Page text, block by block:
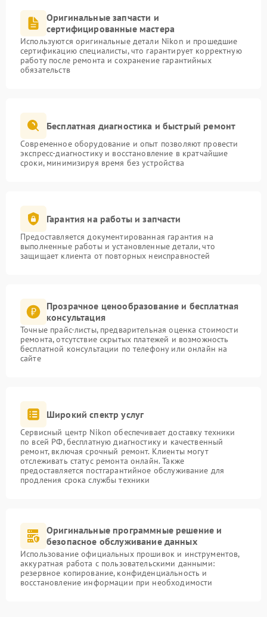
Оригинальные запчасти и
сертифицированные мастера
Используются оригинальные детали Nikon и прошедшие
сертификацию специалисты, что гарантирует корректную
работу после ремонта и сохранение гарантийных
обязательств
Бесплатная диагностика и быстрый ремонт
Современное оборудование и опыт позволяют провести
экспресс-диагностику и восстановление в кратчайшие
сроки, минимизируя время без устройства
Гарантия на работы и запчасти
Предоставляется документированная гарантия на
выполненные работы и установленные детали, что
защищает клиента от повторных неисправностей
Прозрачное ценообразование и бесплатная
консультация
Точные прайс-листы, предварительная оценка стоимости
ремонта, отсутствие скрытых платежей и возможность
бесплатной консультации по телефону или онлайн на
сайте
Широкий спектр услуг
Сервисный центр Nikon обеспечивает доставку техники
по всей РФ, бесплатную диагностику и качественный
ремонт, включая срочный ремонт. Клиенты могут
отслеживать статус ремонта онлайн. Также
предоставляется постгарантийное обслуживание для
продления срока службы техники
Оригинальные программные решение и
безопасное обслуживание данных
Использование официальных прошивок и инструментов,
аккуратная работа с пользовательскими данными:
резервное копирование, конфиденциальность и
восстановление информации при необходимости